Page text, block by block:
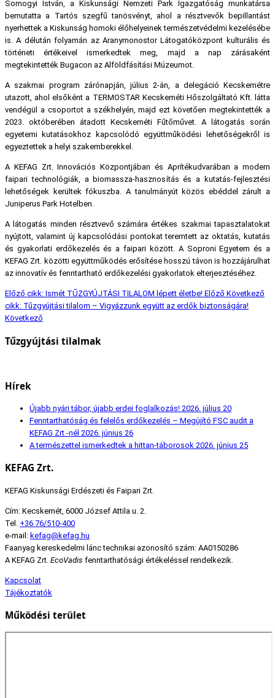
Somogyi István, a Kiskunsági Nemzeti Park Igazgatóság munkatársa
bemutatta a Tartós szegfű tanösvényt, ahol a résztvevők bepillantást
nyerhettek a Kiskunság homoki élőhelyeinek természetvédelmi kezelésébe
is. A délután folyamán az Aranymonostor Látogatóközpont kulturális és
történeti értékeivel ismerkedtek meg, majd a nap zárásaként
megtekintették Bugacon az Alföldfásítási Múzeumot.
A szakmai program zárónapján, július 2-án, a delegáció Kecskemétre
utazott, ahol elsőként a TERMOSTAR Kecskeméti Hőszolgáltató Kft. látta
vendégül a csoportot a székhelyén, majd ezt követően megtekintették a
2023. októberében átadott Kecskeméti Fűtőművet. A látogatás során
egyetemi kutatásokhoz kapcsolódó együttműködési lehetőségekről is
egyeztettek a helyi szakemberekkel.
A KEFAG Zrt. Innovációs Központjában és Aprítékudvarában a modern
faipari technológiák, a biomassza-hasznosítás és a kutatás-fejlesztési
lehetőségek kerültek fókuszba. A tanulmányút közös ebéddel zárult a
Juniperus Park Hotelben.
A látogatás minden résztvevő számára értékes szakmai tapasztalatokat
nyújtott, valamint új kapcsolódási pontokat teremtett az oktatás, kutatás
és gyakorlati erdőkezelés és a faipari között. A Soproni Egyetem és a
KEFAG Zrt. közötti együttműködés erősítése hosszú távon is hozzájárulhat
az innovatív és fenntartható erdőkezelési gyakorlatok elterjesztéséhez.
Előző cikk: Ismét TŰZGYÚJTÁSI TILALOM lépett életbe! Előző Következő
cikk: Tűzgyújtási tilalom – Vigyázzunk együtt az erdők biztonságára!
Következő
Tűzgyújtási tilalmak
Hírek
Újabb nyári tábor, újabb erdei foglalkozás! 2026. július 20
Fenntarthatóság és felelős erdőkezelés – Megújító FSC audit a
KEFAG Zrt.-nél 2026. június 26
A természettel ismerkedtek a hittan-táborosok 2026. június 25
KEFAG Zrt.
KEFAG Kiskunsági Erdészeti és Faipari Zrt.
Cím: Kecskemét, 6000 József Attila u. 2.
Tel. +36 76/510-400
e-mail: kefag@kefag.hu
Faanyag kereskedelmi lánc technikai azonosító szám: AA0150286
A KEFAG Zrt. EcoVadis fenntarthatósági értékeléssel rendelkezik.
Kapcsolat
Tájékoztatók
Működési terület